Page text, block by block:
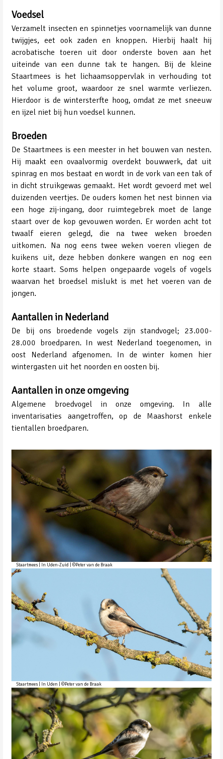
Voedsel
Verzamelt insecten en spinnetjes voornamelijk van dunne
twijgjes, eet ook zaden en knoppen. Hierbij haalt hij
acrobatische toeren uit door onderste boven aan het
uiteinde van een dunne tak te hangen. Bij de kleine
Staartmees is het lichaamsoppervlak in verhouding tot
het volume groot, waardoor ze snel warmte verliezen.
Hierdoor is de wintersterfte hoog, omdat ze met sneeuw
en ijzel niet bij hun voedsel kunnen.
Broeden
De Staartmees is een meester in het bouwen van nesten.
Hij maakt een ovaalvormig overdekt bouwwerk, dat uit
spinrag en mos bestaat en wordt in de vork van een tak of
in dicht struikgewas gemaakt. Het wordt gevoerd met wel
duizenden veertjes. De ouders komen het nest binnen via
een hoge zij-ingang, door ruimtegebrek moet de lange
staart over de kop gevouwen worden. Er worden acht tot
twaalf eieren gelegd, die na twee weken broeden
uitkomen. Na nog eens twee weken voeren vliegen de
kuikens uit, deze hebben donkere wangen en nog een
korte staart. Soms helpen ongepaarde vogels of vogels
waarvan het broedsel mislukt is met het voeren van de
jongen.
Aantallen in Nederland
De bij ons broedende vogels zijn standvogel; 23.000-
28.000 broedparen. In west Nederland toegenomen, in
oost Nederland afgenomen. In de winter komen hier
wintergasten uit het noorden en oosten bij.
Aantallen in onze omgeving
Algemene broedvogel in onze omgeving. In alle
inventarisaties aangetroffen, op de Maashorst enkele
tientallen broedparen.
Staartmees | In Uden-Zuid | ©Peter van de Braak
Staartmees | In Uden | ©Peter van de Braak